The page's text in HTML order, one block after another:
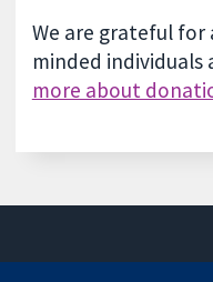
We are grateful
minded
more about